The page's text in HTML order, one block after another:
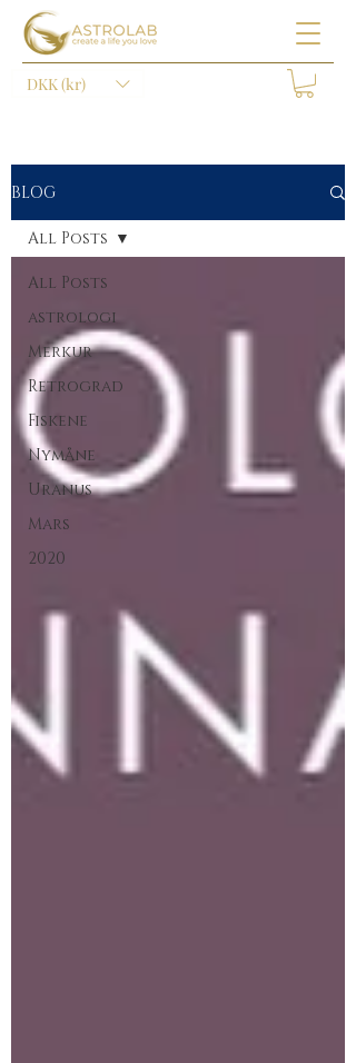
DKK (kr)
BLOG
All Posts
astrologi
Merkur
Retrograd
Fiskene
Nymåne
Uranus
Mars
2020
All Posts